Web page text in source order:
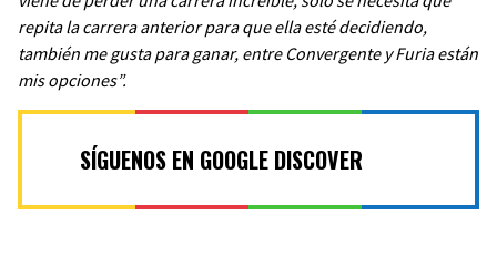
repita la carrera anterior para que ella esté decidiendo,
también me gusta para ganar, entre Convergente y Furia están
mis opciones”.
SÍGUENOS EN GOOGLE DISCOVER